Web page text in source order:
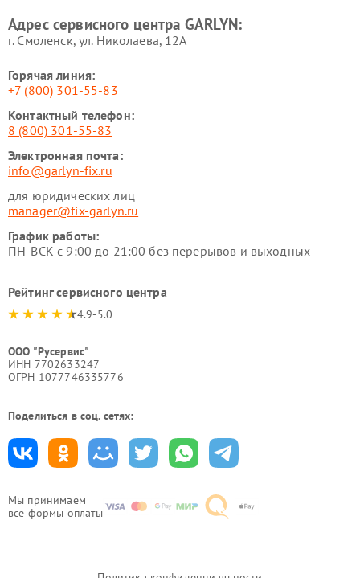
Мы принимаем
все формы оплаты
GARLYN
Адрес сервисного центра GARLYN:
г. Смоленск, ул. Николаева, 12А
Горячая линия:
+7 (800) 301-55-83
Контактный телефон:
8 (800) 301-55-83
Электронная почта:
info@garlyn-fix.ru
для юридических лиц
manager@fix-garlyn.ru
График работы:
ПН-ВСК с 9:00 до 21:00 без перерывов и выходных
Рейтинг сервисного центра
4.9-5.0
ООО "Русервис"
ИНН 7702633247
ОГРН 1077746335776
Поделиться в соц. сетях: